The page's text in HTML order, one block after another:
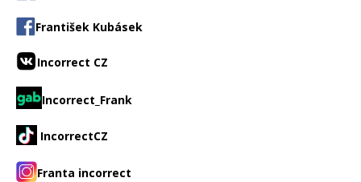
František Kubásek
Incorrect CZ
Incorrect_Frank
IncorrectCZ
Franta incorrect